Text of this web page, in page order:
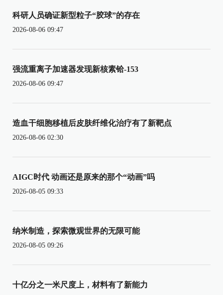
科研人员确证新型粒子“胶球”的存在
2026-08-06 09:47
强流重离子加速器发现新核素铪-153
2026-08-06 09:47
造血干细胞移植后皮肤纤维化治疗有了新靶点
2026-08-06 02:30
AIGC时代 动画还是原来的那个“动画”吗
2026-08-05 09:33
纳米制造，探索微观世界的无限可能
2026-08-05 09:26
十亿分之一米尺度上，材料有了新能力